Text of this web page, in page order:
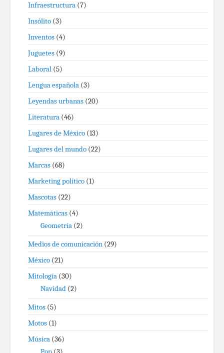
Infraestructura (7)
Insólito (3)
Inventos (4)
Juguetes (9)
Laboral (5)
Lengua española (3)
Leyendas urbanas (20)
Literatura (46)
Lugares de México (13)
Lugares del mundo (22)
Marcas (68)
Marketing político (1)
Mascotas (22)
Matemáticas (4)
Geometría (2)
Medios de comunicación (29)
México (21)
Mitología (30)
Navidad (2)
Mitos (5)
Motos (1)
Música (36)